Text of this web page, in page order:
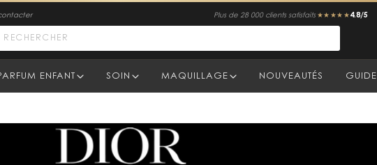
Plus de 28 000 clients satisfaits ★★★★★ 4.8/5
ENFANT SOIN MAQUILLAGE NOUVEAUTÉS GUIDE